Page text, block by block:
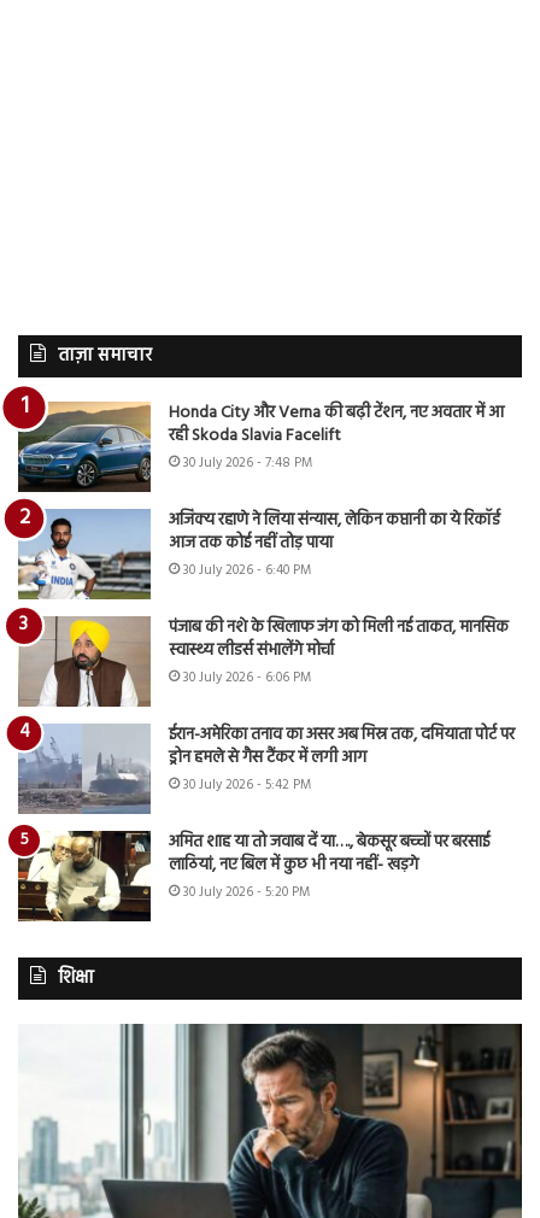
ताज़ा समाचार
Honda City और Verna की बढ़ी टेंशन, नए अवतार में आ
रही Skoda Slavia Facelift
30 July 2026 - 7:48 PM
अजिंक्य रहाणे ने लिया संन्यास, लेकिन कप्तानी का ये रिकॉर्ड
आज तक कोई नहीं तोड़ पाया
30 July 2026 - 6:40 PM
पंजाब की नशे के खिलाफ जंग को मिली नई ताकत, मानसिक
स्वास्थ्य लीडर्स संभालेंगे मोर्चा
30 July 2026 - 6:06 PM
ईरान-अमेरिका तनाव का असर अब मिस्र तक, दमियाता पोर्ट पर
ड्रोन हमले से गैस टैंकर में लगी आग
30 July 2026 - 5:42 PM
अमित शाह या तो जवाब दें या…., बेकसूर बच्चों पर बरसाई
लाठियां, नए बिल में कुछ भी नया नहीं- खड़गे
30 July 2026 - 5:20 PM
शिक्षा